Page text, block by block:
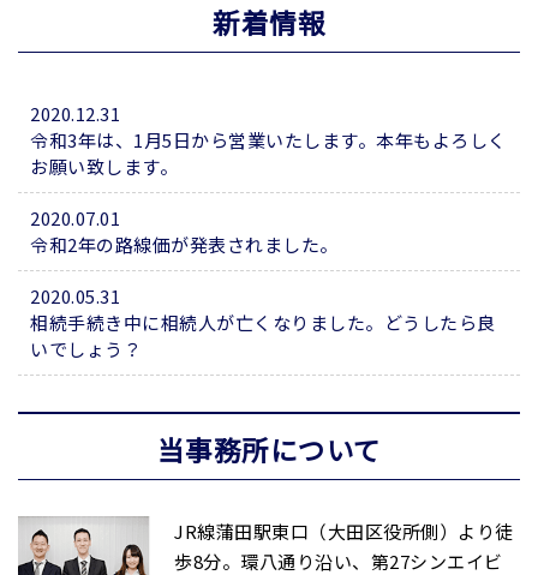
新着情報
2020.12.31
令和3年は、1月5日から営業いたします。本年もよろしく
お願い致します。
2020.07.01
令和2年の路線価が発表されました。
2020.05.31
相続手続き中に相続人が亡くなりました。どうしたら良
いでしょう？
当事務所について
JR線蒲田駅東口（大田区役所側）より徒
歩8分。環八通り沿い、第27シンエイビ